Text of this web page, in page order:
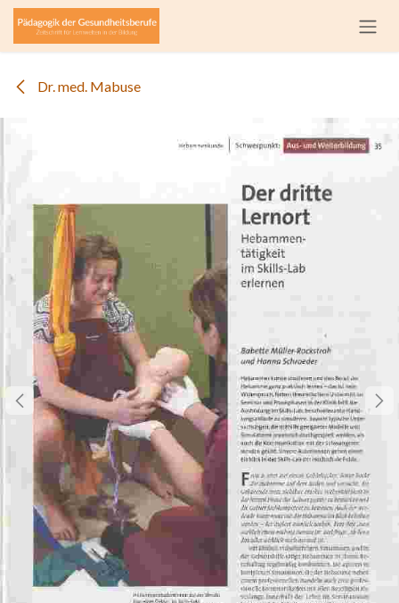
Zum Inhalt springen
Dr. med. Mabuse